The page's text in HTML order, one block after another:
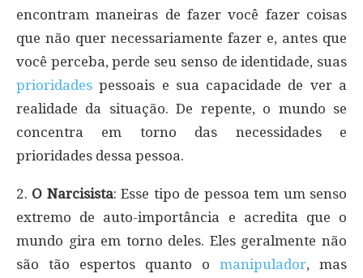
encontram maneiras de fazer você fazer coisas
que não quer necessariamente fazer e, antes que
você perceba, perde seu senso de identidade, suas
prioridades pessoais e sua capacidade de ver a
realidade da situação. De repente, o mundo se
concentra em torno das necessidades e
prioridades dessa pessoa.
2. O Narcisista: Esse tipo de pessoa tem um senso
extremo de auto-importância e acredita que o
mundo gira em torno deles. Eles geralmente não
são tão espertos quanto o manipulador, mas